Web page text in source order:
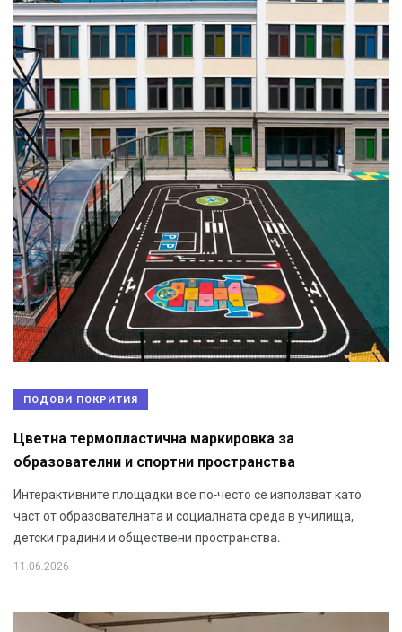
ПОДОВИ ПОКРИТИЯ
Цветна термопластична маркировка за
образователни и спортни пространства
Интерактивните площадки все по-често се използват като
част от образователната и социалната среда в училища,
детски градини и обществени пространства.
11.06.2026